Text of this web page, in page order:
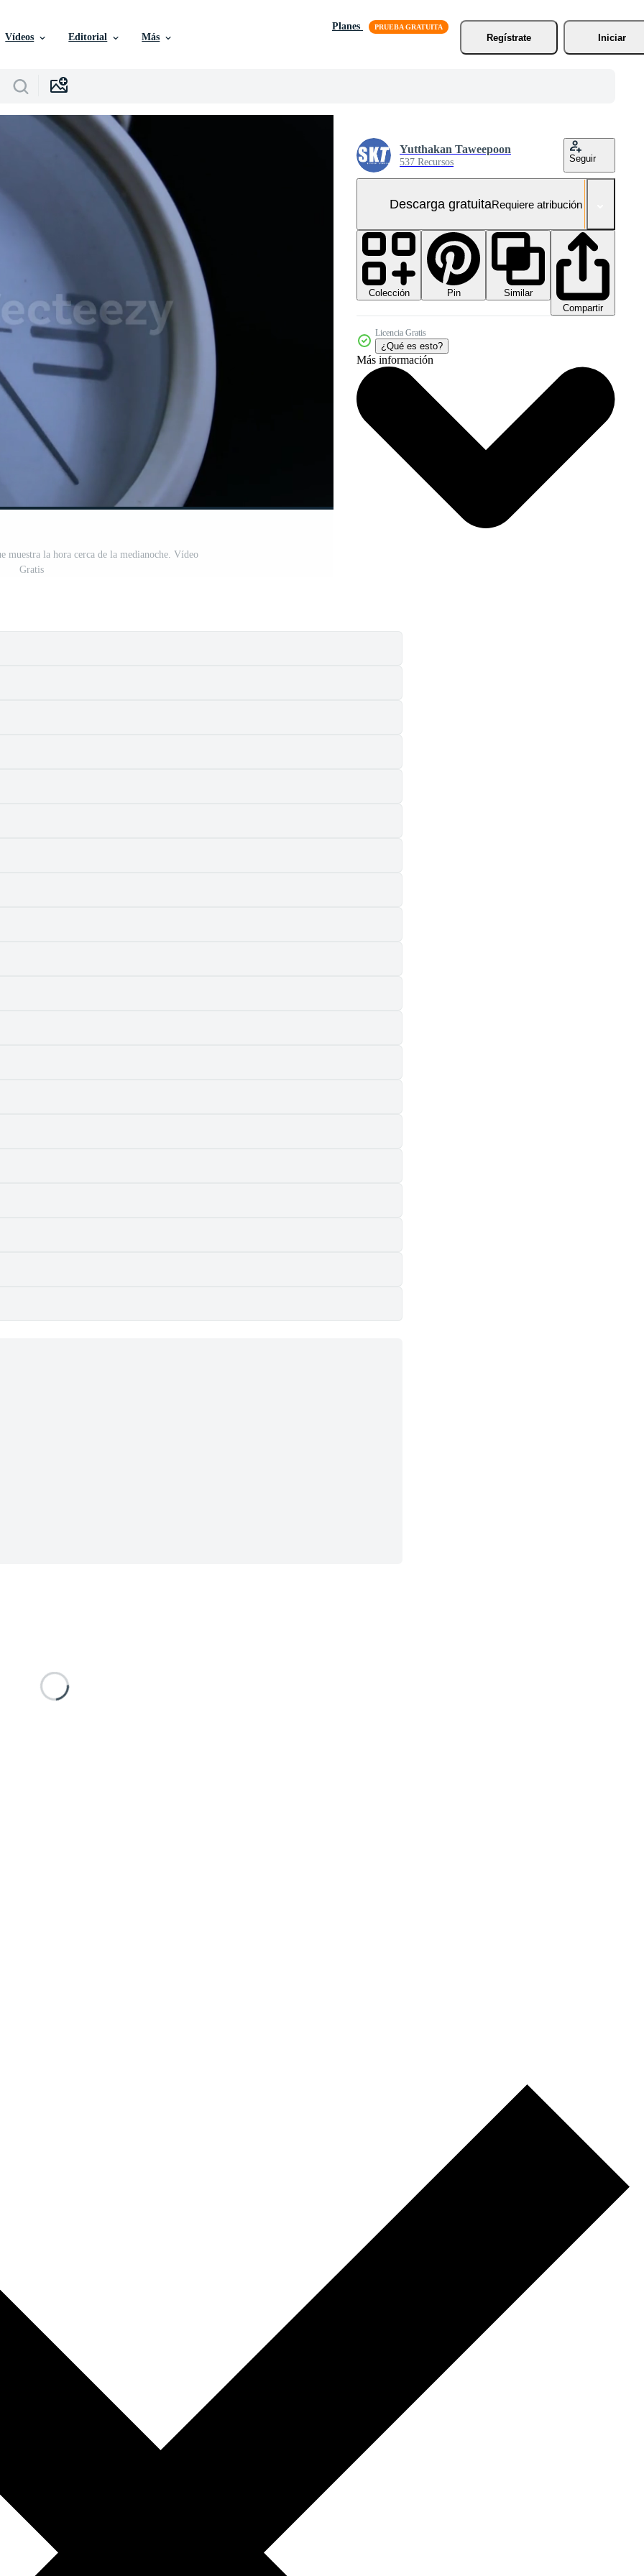
Vídeos Editorial Más
Planes
Regístrate
Iniciar
muestra la hora cerca de la medianoche. Vídeo
Gratis
Yutthakan Taweepoon
537 Recursos Seguir
Descarga gratuitaRequiere atribución
Colección Pin
Similar
Compartir
Licencia Gratis
¿Qué es esto?
Más información